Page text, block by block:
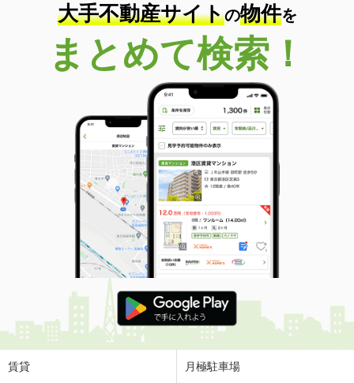
大手不動産サイトの物件を
まとめて検索！
賃貸 月極駐車場